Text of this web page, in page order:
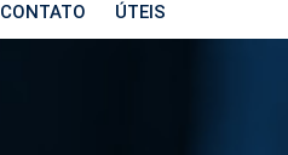
CONTATO ÚTEIS